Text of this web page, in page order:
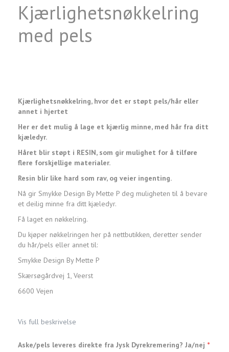
Kjærlighetsnøkkelring
med pels
Kjærlighetsnøkkelring, hvor det er støpt pels/hår eller
annet i hjertet
Her er det mulig å lage et kjærlig minne, med hår fra ditt
kjæledyr.
Håret blir støpt i RESIN, som gir mulighet for å tilføre
flere forskjellige materialer.
Resin blir like hard som rav, og veier ingenting.
Nå gir Smykke Design By Mette P deg muligheten til å bevare
et deilig minne fra ditt kjæledyr.
Få laget en nøkkelring.
Du kjøper nøkkelringen her på nettbutikken, deretter sender
du hår/pels eller annet til:
Smykke Design By Mette P
Skærsøgårdvej 1, Veerst
6600 Vejen
Vis full beskrivelse
Aske/pels leveres direkte fra Jysk Dyrekremering? Ja/nej